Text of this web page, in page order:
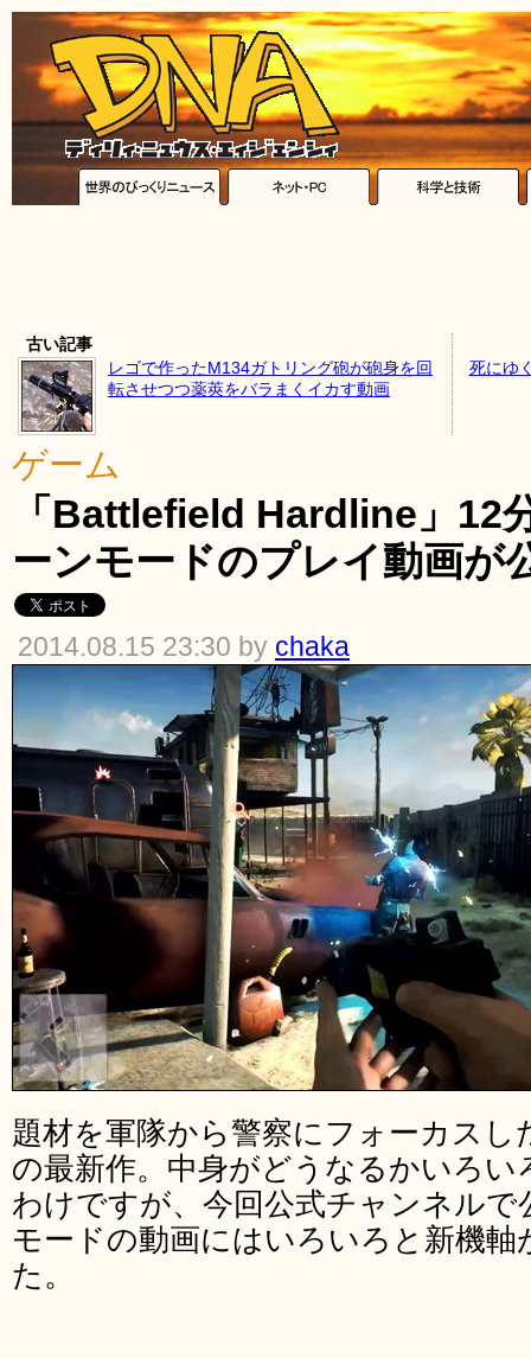
古い記事
レゴで作ったM134ガトリング砲が砲身を回
転させつつ薬莢をバラまくイカす動画
死にゆ
ゲーム
「Battlefield Hardline」12
ーンモードのプレイ動画が
2014.08.15 23:30 by chaka
題材を軍隊から警察にフォーカスし
の最新作。中身がどうなるかいろ
わけですが、今回公式チャンネル
モードの動画にはいろいろと新機
た。